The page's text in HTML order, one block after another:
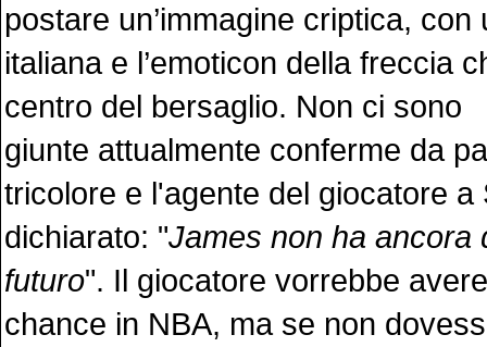
postare un’immagine criptica, con
italiana e l’emoticon della freccia
centro del bersaglio. Non ci sono
giunte attualmente conferme da
tricolore e l'agente del giocatore a
dichiarato: "James non ha ancora
futuro". Il giocatore vorrebbe
chance in NBA, ma se non